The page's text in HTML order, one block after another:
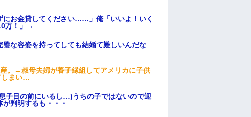
にお金貸してください……」俺「いいよ！いく
万！」→
な容姿を持ってしても結婚て難しいんだな
。→叔母夫婦が養子縁組してアメリカに子供
しまい…
子目の前にいるし…)うちの子ではないので迎
判明するも・・・